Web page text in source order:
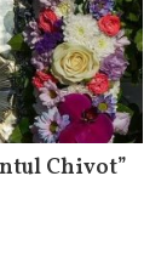
Chivot”